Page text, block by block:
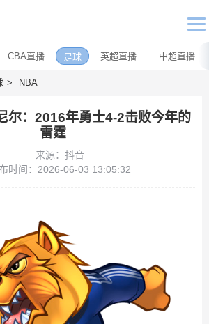
CBA直播 足球 英超直播 中超直播
NBA
尔：2016年勇士4-2击败今年的
雷霆
来源：抖音
时间：2026-06-03 13:05:32